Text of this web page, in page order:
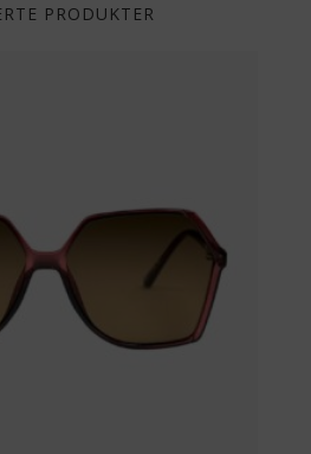
PRODUKTER